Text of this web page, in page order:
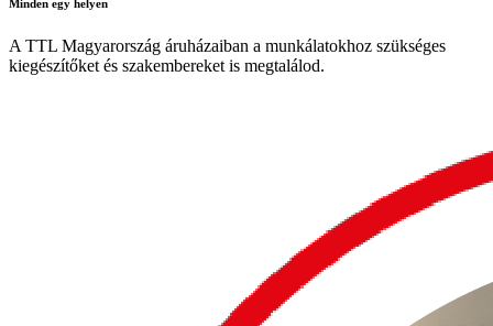
Minden egy helyen
A TTL Magyarország áruházaiban a munkálatokhoz szükséges
kiegészítőket és szakembereket is megtalálod.